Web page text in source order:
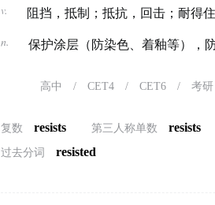
v. 阻挡，抵制；抵抗，回击；耐得
n. 保护涂层（防染色、着釉等），
高中 / CET4 / CET6 / 考研
复数 resists 第三人称单数 resists
过去分词 resisted